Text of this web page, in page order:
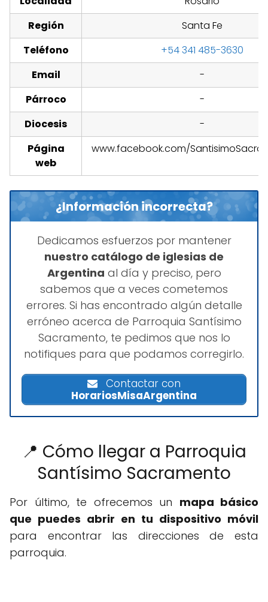
Región
Santa Fe
Teléfono
+54 341 485-3630
Email
-
Párroco
-
Diocesis
-
Página
web
www.facebook.com/
¿Información incorrecta?
Dedicamos esfuerzos por mantener
nuestro catálogo de iglesias de
Argentina al día y preciso, pero
sabemos que a veces cometemos
errores. Si has encontrado algún detalle
erróneo acerca de Parroquia Santísimo
Sacramento, te pedimos que nos lo
notifiques para que podamos corregirlo.
Contactar con
HorariosMisaArgentina
📍 Cómo llegar a Parroquia
Santísimo Sacramento
Por último, te ofrecemos un mapa básico
que puedes abrir en tu dispositivo móvil
para encontrar las direcciones de esta
parroquia.